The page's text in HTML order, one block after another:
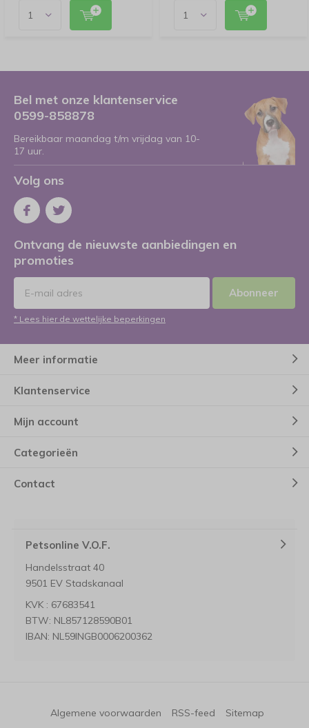
Bel met onze klantenservice
0599-858878
Bereikbaar maandag t/m vrijdag van 10-
17 uur.
Volg ons
Ontvang de nieuwste aanbiedingen en
promoties
Abonneer
* Lees hier de wettelijke beperkingen
Meer informatie
Klantenservice
Mijn account
Categorieën
Contact
Petsonline V.O.F.
Handelsstraat 40
9501 EV Stadskanaal
KVK : 67683541
BTW: NL857128590B01
IBAN: NL59INGB0006200362
Algemene voorwaarden RSS-feed Sitemap